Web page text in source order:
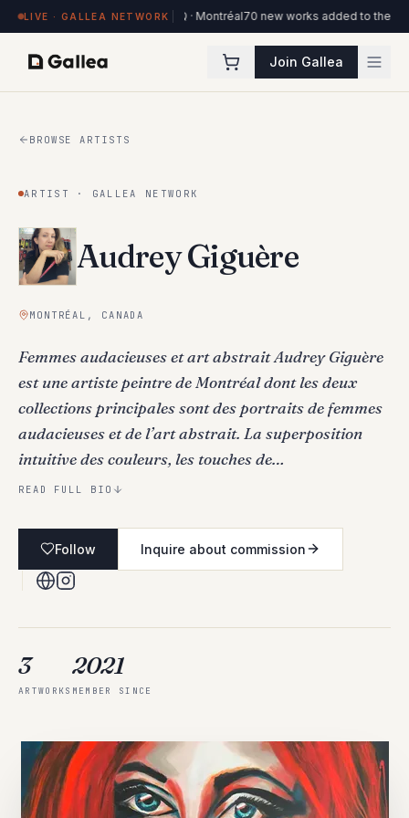
LIVE · GALLEA NETWORK
on view at Hôtel de l'ITHQ · Montréal70 new works added to the Ottawa
Join Gallea
BROWSE ARTISTS
ARTIST · GALLEA NETWORK
Audrey Giguère
MONTRÉAL, CANADA
Femmes audacieuses et art abstrait Audrey Giguère
est une artiste peintre de Montréal dont les deux
collections principales sont des portraits de femmes
audacieuses et de l’art abstrait. La superposition
intuitive des couleurs, les touches de…
READ FULL BIO
Follow Inquire about commission
3
ARTWORKS
2021
MEMBER SINCE